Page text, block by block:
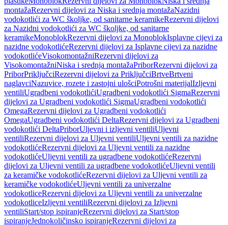
montažaRezervni dijelovi za Niska i srednja montažaNazidni
vodokotlići za WC školjke, od sanitarne keramikeRezervni dijelovi
za Nazidni vodokotlići za WC školjke, od sanitarne
keramikeMonoblokRezervni dijelovi za MonoblokIsplavne cijevi za
nazidne vodokotlićeRezervni dijelovi za Isplavne cijevi za nazidne
vodokotlićeVisokomontažniRezervni dijelovi za
VisokomontažniNiska i srednja montažaPriborRezervni dijelovi za
PriborPriključciRezervni dijelovi za PriključciBrtveBrtveni
naglavciNazuvice, rozete i zastojni ulošciPotrošni materijalIzljevni
ventiliUgradbeni vodokotlićiUgradbeni vodokotlići SigmaRezervni
dijelovi za Ugradbeni vodokotlići SigmaUgradbeni vodokotlići
OmegaRezervni dijelovi za Ugradbeni vodokotlići
OmegaUgradbeni vodokotlići DeltaRezervni dijelovi za Ugradbeni
vodokotlići DeltaPriborUljevni i izljevni ventiliUljevni
ventiliRezervni dijelovi za Uljevni ventiliUljevni ventili za nazidne
vodokotlićeRezervni dijelovi za Uljevni ventili za nazidne
vodokotlićeUljevni ventili za ugradbene vodokotlićeRezervni
dijelovi za Uljevni ventili za ugradbene vodokotlićeUljevni ventili
za keramičke vodokotlićeRezervni dijelovi za Uljevni ventili za
keramičke vodokotlićeUljevni ventili za univerzalne
vodokotliceRezervni dijelovi za Uljevni ventili za univerzalne
vodokotliceIzljevni ventiliRezervni dijelovi za Izljevni
ventiliStart/stop ispiranjeRezervni dijelovi za Start/stop
ispiranjeJednokoličinsko ispiranjeRezervni dijelovi za